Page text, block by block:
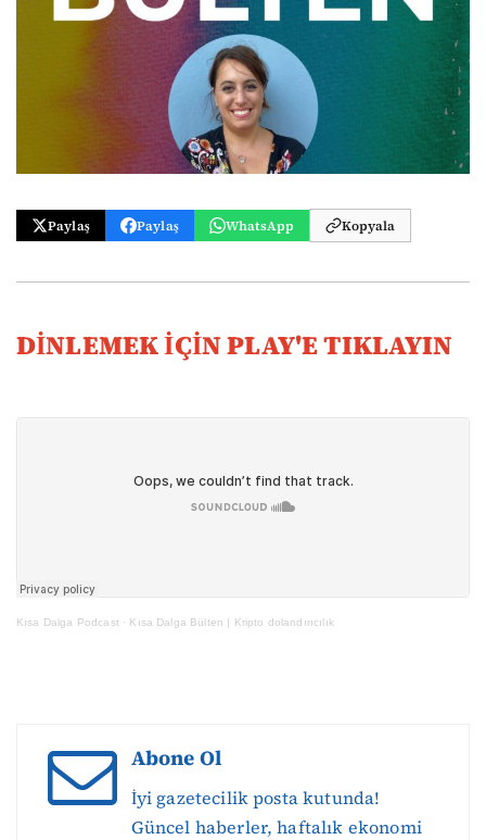
Paylaş Paylaş WhatsApp Kopyala
DİNLEMEK İÇİN PLAY'E TIKLAYIN
Kısa Dalga Podcast · Kısa Dalga Bülten | Kripto dolandırıcılık
Abone Ol
İyi gazetecilik posta kutunda!
Güncel haberler, haftalık ekonomi